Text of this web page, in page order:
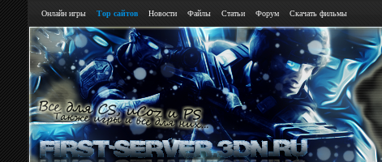
Онлайн игры Тор сайтов Новости Файлы Статьи Форум Скачать фильмы